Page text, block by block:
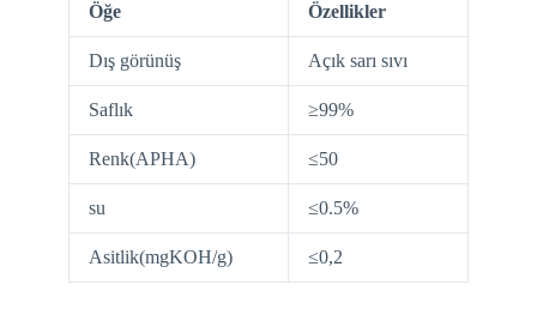
Öğe Özellikler
Dış görünüş Açık sarı sıvı
Saflık ≥99%
Renk(APHA) ≤50
su ≤0.5%
Asitlik(mgKOH/g) ≤0,2